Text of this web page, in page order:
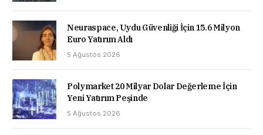
Neuraspace, Uydu Güvenliği İçin 15.6 Milyon
Euro Yatırım Aldı
5 Ağustos 2026
Polymarket 20 Milyar Dolar Değerleme İçin
Yeni Yatırım Peşinde
5 Ağustos 2026